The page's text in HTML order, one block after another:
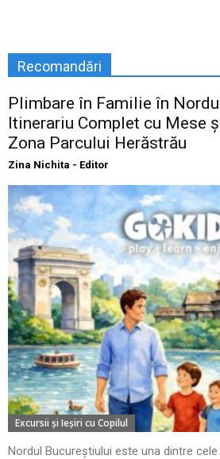
Recomandări
Plimbare în Familie în
Itinerariu Complet cu Mese
Zona Parcului Herăstrău
Zina Nichita - Editor
Excursii şi Ieşiri cu Copilul
Nordul Bucureștiului este una dintre